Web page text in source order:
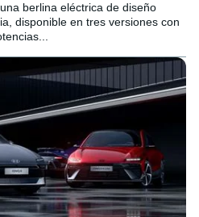
berlina eléctrica de diseño
disponible en tres versiones con